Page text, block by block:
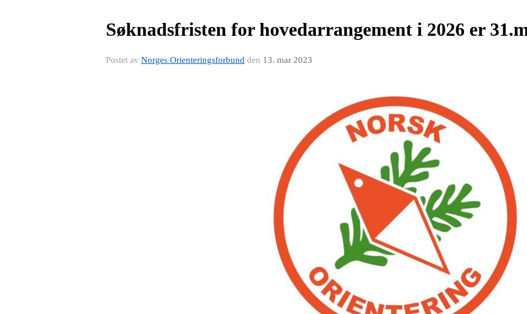
Søknadsfristen for hovedarrangement i 2026 er
Postet av Norges Orienteringsforbund den 13. mar 2023